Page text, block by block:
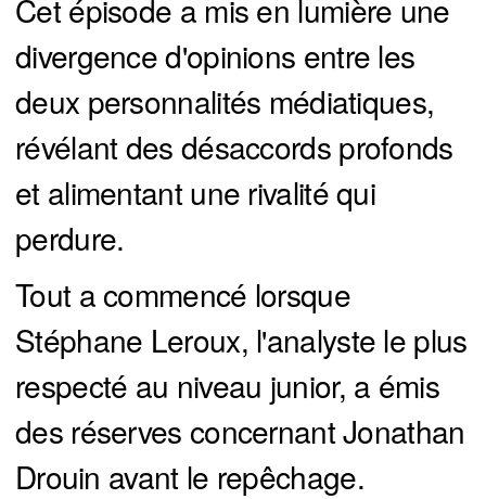
Cet épisode a mis en lumière une
divergence d'opinions entre les
deux personnalités médiatiques,
révélant des désaccords profonds
et alimentant une rivalité qui
perdure.
Tout a commencé lorsque
Stéphane Leroux, l'analyste le plus
respecté au niveau junior, a émis
des réserves concernant Jonathan
Drouin avant le repêchage.